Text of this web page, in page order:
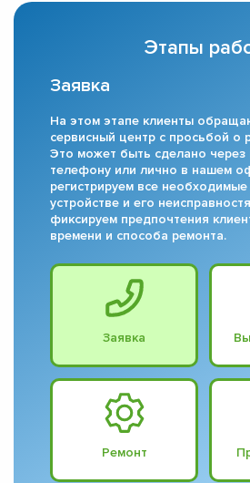
Этапы
Заявка
На этом этапе клиенты
сервисный центр с просьбой о
Это может быть сделано через
телефону или лично в нашем
регистрируем все
устройстве и его
фиксируем предпочтения
времени и способа ремонта.
Заявка
Ремонт